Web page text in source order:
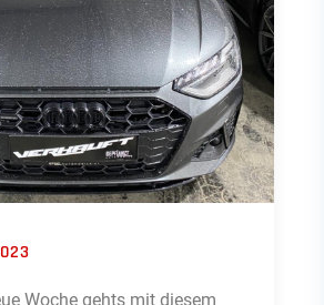
Woche gehts mit diesem